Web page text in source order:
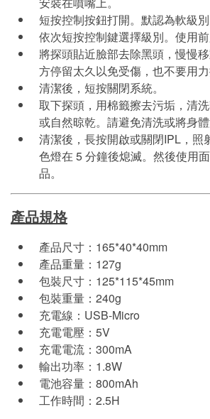
短按控制按鈕打開。默認為軟級別
依次短按控制鍵選擇級別。使用前
將探頭貼近臉部去除黑頭，慢慢
方停留太久以免受傷，也不要用力
清潔後，短按關閉系統。
取下探頭，用棉籤擦去污垢，清
或自然晾乾。請避免清洗或將身體
清潔後，長按開啟或關閉IPL，照
色燈在 5 分鐘後熄滅。然後使用
品。
產品規格
產品尺寸：165*40*40mm
產品重量：127g
包裝尺寸：125*115*45mm
包裝重量：240g
充電線：USB-Micro
充電電壓：5V
充電電流：300mA
輸出功率：1.8W
電池容量：800mAh
工作時間：2.5H